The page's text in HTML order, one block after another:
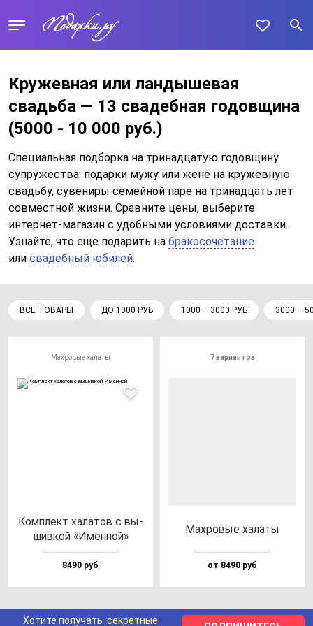
Кружевная или ландышевая
свадьба — 13 свадебная годовщина
(5000 - 10 000 руб.)
Специальная подборка на тринадцатую годовщину
супружества: подарки мужу или жене на кружевную
свадьбу, сувениры семейной паре на тринадцать лет
совместной жизни. Сравните цены, выберите
интернет-магазин с удобными условиями доставки.
Узнайте, что еще подарить на бракосочетание
или свадебный юбилей.
ВСЕ ТОВАРЫ ДО 1000 РУБ 1000 – 3000 РУБ 3000 –
Махровые халаты
Ком­плект ха­ла­тов с вы­
шив­кой «Имен­ной»
8490 руб
7 вариантов
Мах­ро­вые ха­ла­ты
от 8490 руб
Хотите получать секретные